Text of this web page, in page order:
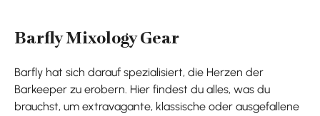
Barfly Mixology Gear
Barfly hat sich darauf spezialisiert, die Herzen der
Barkeeper zu erobern. Hier findest du alles, was du
brauchst, um extravagante, klassische oder ausgefallene